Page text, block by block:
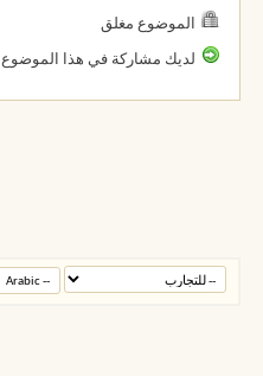
الموضوع مغلق
لديك مشاركة في هذا الموضوع